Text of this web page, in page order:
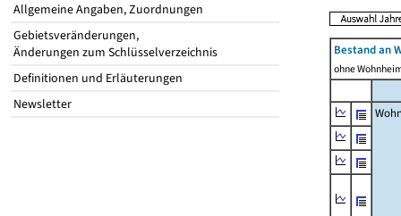
Allgemeine Angaben, Zuordnungen
Gebietsveränderungen,
Änderungen zum Schlüsselverzeichnis
Definitionen und Erläuterungen
Newsletter
Bestand an
ohne